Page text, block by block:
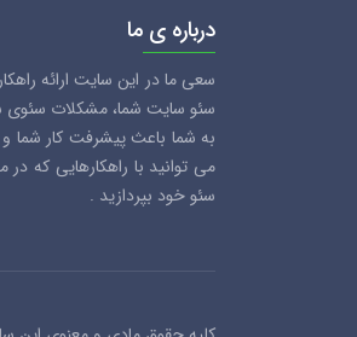
درباره ی ما
سعی ما در این سایت ارائه
سئو سایت شما، مشکلات سئوی
به شما باعث پیشرفت کار شما
می توانید با راهکارهایی که
سئو خود بپردازید .